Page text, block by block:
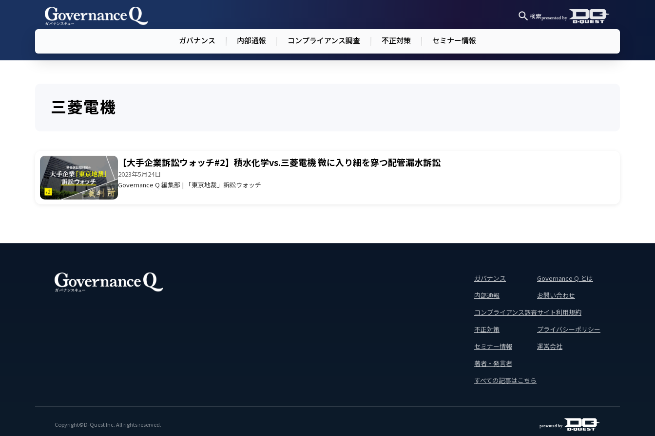
検索
ガバナンス 内部通報 コンプライアンス調査 不正対策 セミナー情報
三菱電機
【大手企業訴訟ウォッチ#2】積水化学vs.三菱電機 微に入り細を穿つ配管漏水訴訟
2023年5月24日
Governance Q 編集部 | 「東京地裁」訴訟ウォッチ
ガバナンス
内部通報
コンプライアンス調査
不正対策
セミナー情報
著者・発言者
すべての記事はこちら
Governance Q とは
お問い合わせ
サイト利用規約
プライバシーポリシー
運営会社
Copyright©D-Quest Inc. All rights reserved.